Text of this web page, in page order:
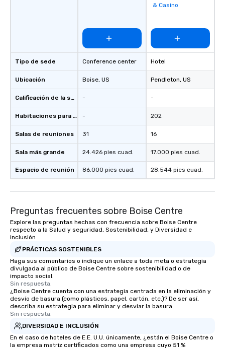
Tipo de sede
Ubicación
Calificación de la sede
Habitaciones para huéspedes
Salas de reuniones
Sala más grande
Espacio de reunión
Conference center
Boise, US
-
-
31
24.426 pies cuad.
86.000 pies cuad.
favorites
& Casino
Hotel
Pendleton, US
-
202
16
17.000 pies cuad.
28.544 pies cuad.
Preguntas frecuentes sobre Boise Centre
Explore las preguntas hechas con frecuencia sobre Boise Centre
respecto a la Salud y seguridad, Sostenibilidad, y Diversidad e
inclusión
PRÁCTICAS SOSTENIBLES
Haga sus comentarios o indique un enlace a toda meta o estrategia
divulgada al público de Boise Centre sobre sostenibilidad o de
impacto social.
Sin respuesta.
¿Boise Centre cuenta con una estrategia centrada en la eliminación y
desvío de basura (como plásticos, papel, cartón, etc.)? De ser así,
describa su estrategia para eliminar y desviar la basura.
Sin respuesta.
DIVERSIDAD E INCLUSIÓN
En el caso de hoteles de E.E. U.U. únicamente, ¿están el Boise Centre o
la empresa matriz certificados como una empresa cuyo 51 %